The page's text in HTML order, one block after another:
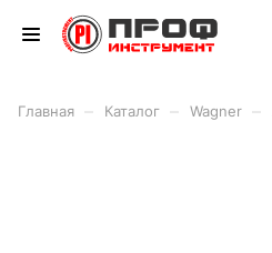
Главная Каталог Wagner